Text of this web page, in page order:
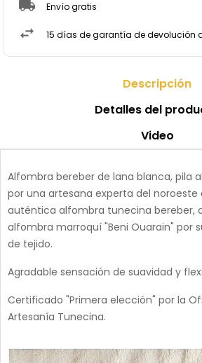
Envío gratis
15 días de garantía de devolución
Descripción
Detalles del
Video
Alfombra bereber de lana blanca, pila
por una artesana experta del noroeste
auténtica alfombra tunecina bereber,
alfombra marroquí "Beni Ouarain" por
de tejido.
Agradable sensación de suavidad y
Certificado "Primera elección" por la
Artesanía Tunecina.